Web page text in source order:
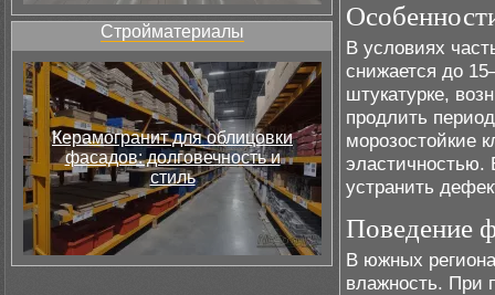
Стройматериалы
Керамогранит для облицовки
фасадов: долговечность и
стиль
В условиях
снижается до
штукатурке,
продлить
морозостойкие
эластичностью.
устранить
Поведение
В южных
влажность. При